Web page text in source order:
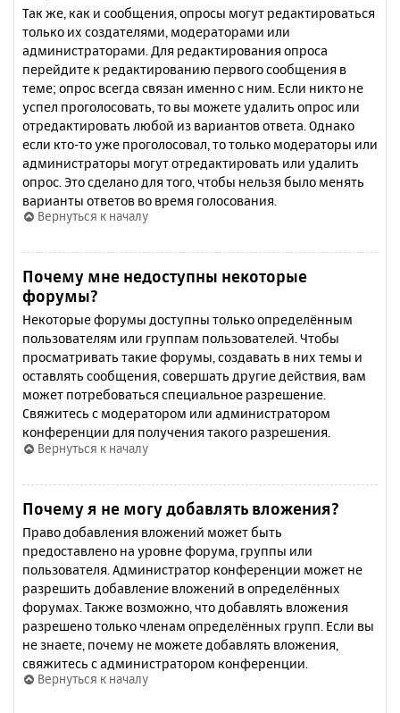
Так же, как и сообщения, опросы могут редактироваться
только их создателями, модераторами или
администраторами. Для редактирования опроса
перейдите к редактированию первого сообщения в
теме; опрос всегда связан именно с ним. Если никто не
успел проголосовать, то вы можете удалить опрос или
отредактировать любой из вариантов ответа. Однако
если кто-то уже проголосовал, то только модераторы или
администраторы могут отредактировать или удалить
опрос. Это сделано для того, чтобы нельзя было менять
варианты ответов во время голосования.
Вернуться к началу
Почему мне недоступны некоторые
форумы?
Некоторые форумы доступны только определённым
пользователям или группам пользователей. Чтобы
просматривать такие форумы, создавать в них темы и
оставлять сообщения, совершать другие действия, вам
может потребоваться специальное разрешение.
Свяжитесь с модератором или администратором
конференции для получения такого разрешения.
Вернуться к началу
Почему я не могу добавлять вложения?
Право добавления вложений может быть
предоставлено на уровне форума, группы или
пользователя. Администратор конференции может не
разрешить добавление вложений в определённых
форумах. Также возможно, что добавлять вложения
разрешено только членам определённых групп. Если вы
не знаете, почему не можете добавлять вложения,
свяжитесь с администратором конференции.
Вернуться к началу